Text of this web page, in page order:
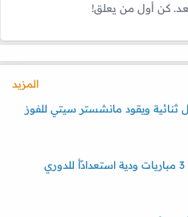
كن أول من يعلق!
المزيد
ويقود مانشستر سيتي للفوز
بالمواعيد.. الزمالك يخوض 3 مباريات ودية استعدادًأ للدوري